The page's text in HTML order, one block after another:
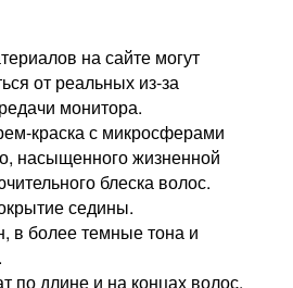
на сайте могут
от реальных из-за
монитора.
краска с микросферами
насыщенного жизненной
блеска волос.
седины.
в более темные тона и
по длине и на концах волос.